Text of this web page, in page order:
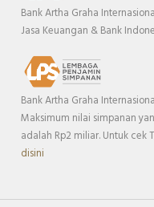
Bank Artha Graha
Jasa Keuangan & Bank
Bank Artha Graha
Maksimum nilai simpanan
adalah Rp2 miliar. Untuk cek
disini